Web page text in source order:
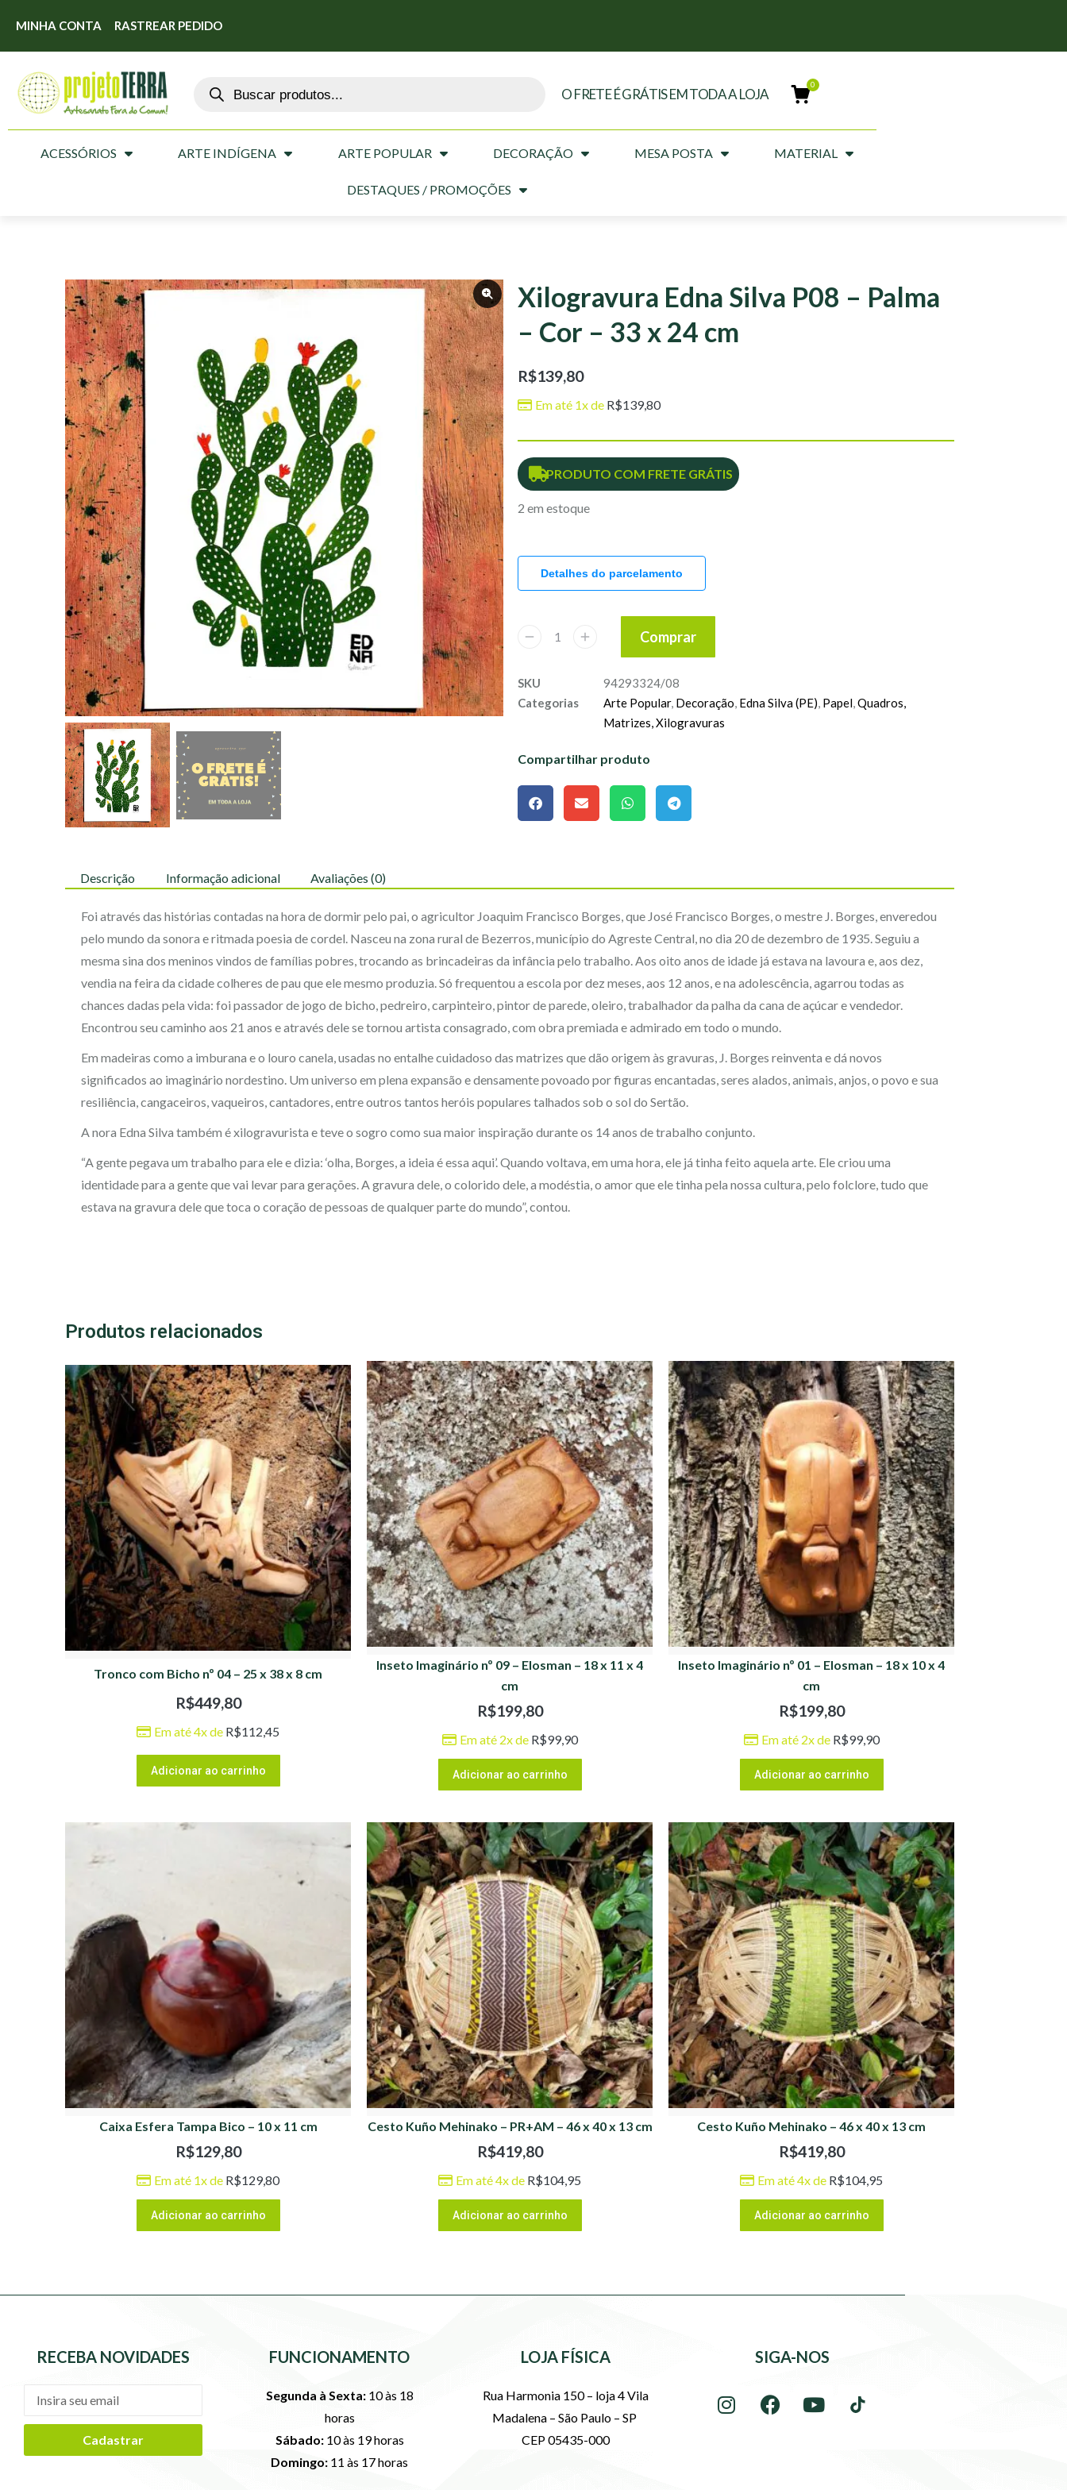
MINHA CONTA RASTREAR PEDIDO
O FRETE É GRÁTIS EM TODA A LOJA
ACESSÓRIOS ARTE INDÍGENA ARTE POPULAR DECORAÇÃO MESA POSTA MATERIAL
DESTAQUES / PROMOÇÕES
Xilogravura Edna Silva P08 – Palma
– Cor – 33 x 24 cm
R$139,80
Em até 1x de R$139,80
PRODUTO COM FRETE GRÁTIS
2 em estoque
Detalhes do parcelamento
Comprar
SKU
94293324/08
Categorias
Arte Popular, Decoração, Edna Silva (PE), Papel,Quadros,
Matrizes, Xilogravuras
Compartilhar produto
Descrição Informação adicional Avaliações (0)
Foi através das histórias contadas na hora de dormir pelo pai, o agricultor Joaquim Francisco Borges, que José Francisco Borges, o mestre J. Borges, enveredou
pelo mundo da sonora e ritmada poesia de cordel. Nasceu na zona rural de Bezerros, município do Agreste Central, no dia 20 de dezembro de 1935. Seguiu a
mesma sina dos meninos vindos de famílias pobres, trocando as brincadeiras da infância pelo trabalho. Aos oito anos de idade já estava na lavoura e, aos dez,
vendia na feira da cidade colheres de pau que ele mesmo produzia. Só frequentou a escola por dez meses, aos 12 anos, e na adolescência, agarrou todas as
chances dadas pela vida: foi passador de jogo de bicho, pedreiro, carpinteiro, pintor de parede, oleiro, trabalhador da palha da cana de açúcar e vendedor.
Encontrou seu caminho aos 21 anos e através dele se tornou artista consagrado, com obra premiada e admirado em todo o mundo.
Em madeiras como a imburana e o louro canela, usadas no entalhe cuidadoso das matrizes que dão origem às gravuras, J. Borges reinventa e dá novos
significados ao imaginário nordestino. Um universo em plena expansão e densamente povoado por figuras encantadas, seres alados, animais, anjos, o povo e sua
resiliência, cangaceiros, vaqueiros, cantadores, entre outros tantos heróis populares talhados sob o sol do Sertão.
A nora Edna Silva também é xilogravurista e teve o sogro como sua maior inspiração durante os 14 anos de trabalho conjunto.
“A gente pegava um trabalho para ele e dizia: ‘olha, Borges, a ideia é essa aqui’. Quando voltava, em uma hora, ele já tinha feito aquela arte. Ele criou uma
identidade para a gente que vai levar para gerações. A gravura dele, o colorido dele, a modéstia, o amor que ele tinha pela nossa cultura, pelo folclore, tudo que
estava na gravura dele que toca o coração de pessoas de qualquer parte do mundo”, contou.
Produtos relacionados
Tronco com Bicho nº 04 – 25 x 38 x 8 cm
R$449,80
Em até 4x de R$112,45
Adicionar ao carrinho
Inseto Imaginário nº 09 – Elosman – 18 x 11 x 4
cm
R$199,80
Em até 2x de R$99,90
Adicionar ao carrinho
Inseto Imaginário nº 01 – Elosman – 18 x 10 x 4
cm
R$199,80
Em até 2x de R$99,90
Adicionar ao carrinho
Caixa Esfera Tampa Bico – 10 x 11 cm
R$129,80
Em até 1x de R$129,80
Adicionar ao carrinho
Cesto Kuño Mehinako – PR+AM – 46 x 40 x 13 cm
R$419,80
Em até 4x de R$104,95
Adicionar ao carrinho
Cesto Kuño Mehinako – 46 x 40 x 13 cm
R$419,80
Em até 4x de R$104,95
Adicionar ao carrinho
RECEBA NOVIDADES
Cadastrar
FUNCIONAMENTO
Segunda à Sexta:10 às 18
horas
Sábado:10 às 19 horas
Domingo: 11 às 17 horas
LOJA FÍSICA
Rua Harmonia 150 – loja 4 Vila
Madalena – São Paulo – SP
CEP 05435-000
SIGA-NOS